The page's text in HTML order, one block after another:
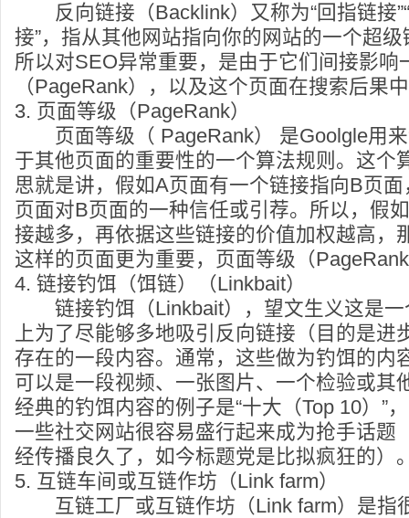
反向链接（Backlink）又称为“回指链接”“
接”，指从其他网站指向你的网站的一个超
所以对SEO异常重要，是由于它们间接影响
（PageRank），以及这个页面在搜索后果
3. 页面等级（PageRank）
页面等级（ PageRank） 是Goolgle用来
于其他页面的重要性的一个算法规则。这个
思就是讲，假如A页面有一个链接指向B页
页面对B页面的一种信任或引荐。所以，假
接越多，再依据这些链接的价值加权越高，
这样的页面更为重要，页面等级（
4. 链接钓饵（饵链）（Linkbait）
链接钓饵（Linkbait），望文生义这是一
上为了尽能够多地吸引反向链接（目的是进
存在的一段内容。通常，这些做为钓饵的内
可以是一段视频、一张图片、一个检验或其
经典的钓饵内容的例子是“十大（Top 10）”
一些社交网站很容易盛行起来成为抢手话题
经传播良久了，如今标题党是比拟疯狂的）
5. 互链车间或互链作坊（Link farm）
互链工厂或互链作坊（Link farm）是指